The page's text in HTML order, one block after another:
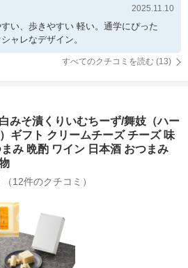
2025.11.10
い、歩きやすい 軽い。通学にぴった
ャレなデザイン。
すべてのクチコミを読む (13)
みそ漬くりいむちーず/舞妓（ハー
ギフト クリームチーズ チーズ 味
み 晩酌 ワイン 日本酒 おつまみ
（12件のクチコミ）